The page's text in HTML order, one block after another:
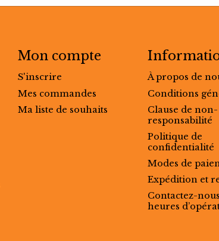
Mon compte
S'inscrire
Mes commandes
Ma liste de souhaits
À propos de
Conditions
Clause de non-
responsabilité
Politique de
confidentialité
Modes de
Expédition et
Contactez-
heures